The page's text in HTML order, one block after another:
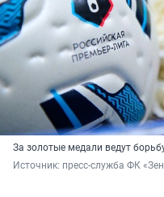
За золотые медали ведут
Источник: пресс-служба ФК